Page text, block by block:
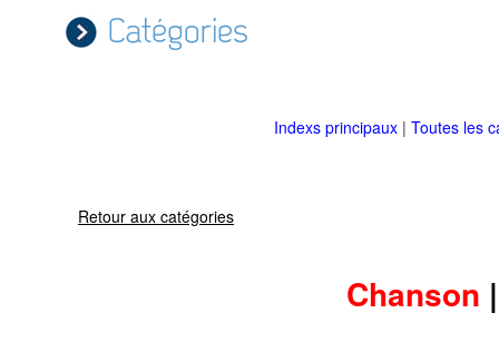
Catégories
Indexs principaux | Toutes les
Retour aux catégories
Chanson